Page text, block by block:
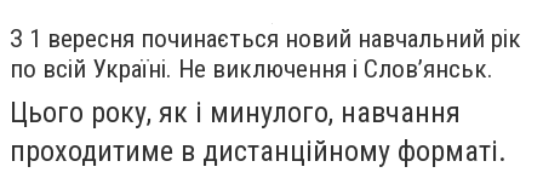
З 1 вересня починається новий навчальний рік
по всій Україні. Не виключення і Слов’янськ.
Цього року, як і минулого, навчання
проходитиме в дистанційному форматі.